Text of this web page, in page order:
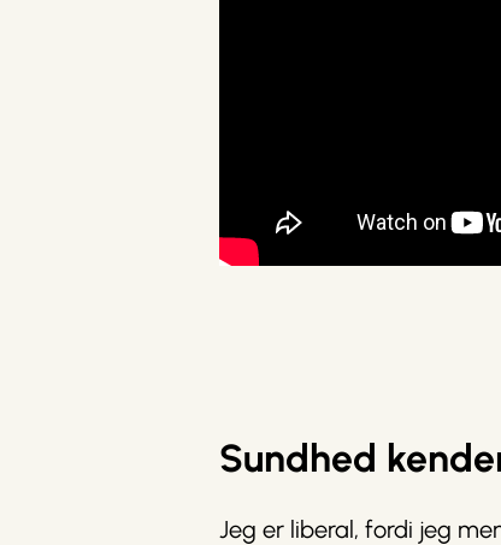
Sundhed
Jeg er liberal, fordi jeg